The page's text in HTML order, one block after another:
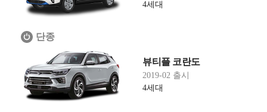
4세대
단종
뷰티플 코란도
2019-02 출시
4세대